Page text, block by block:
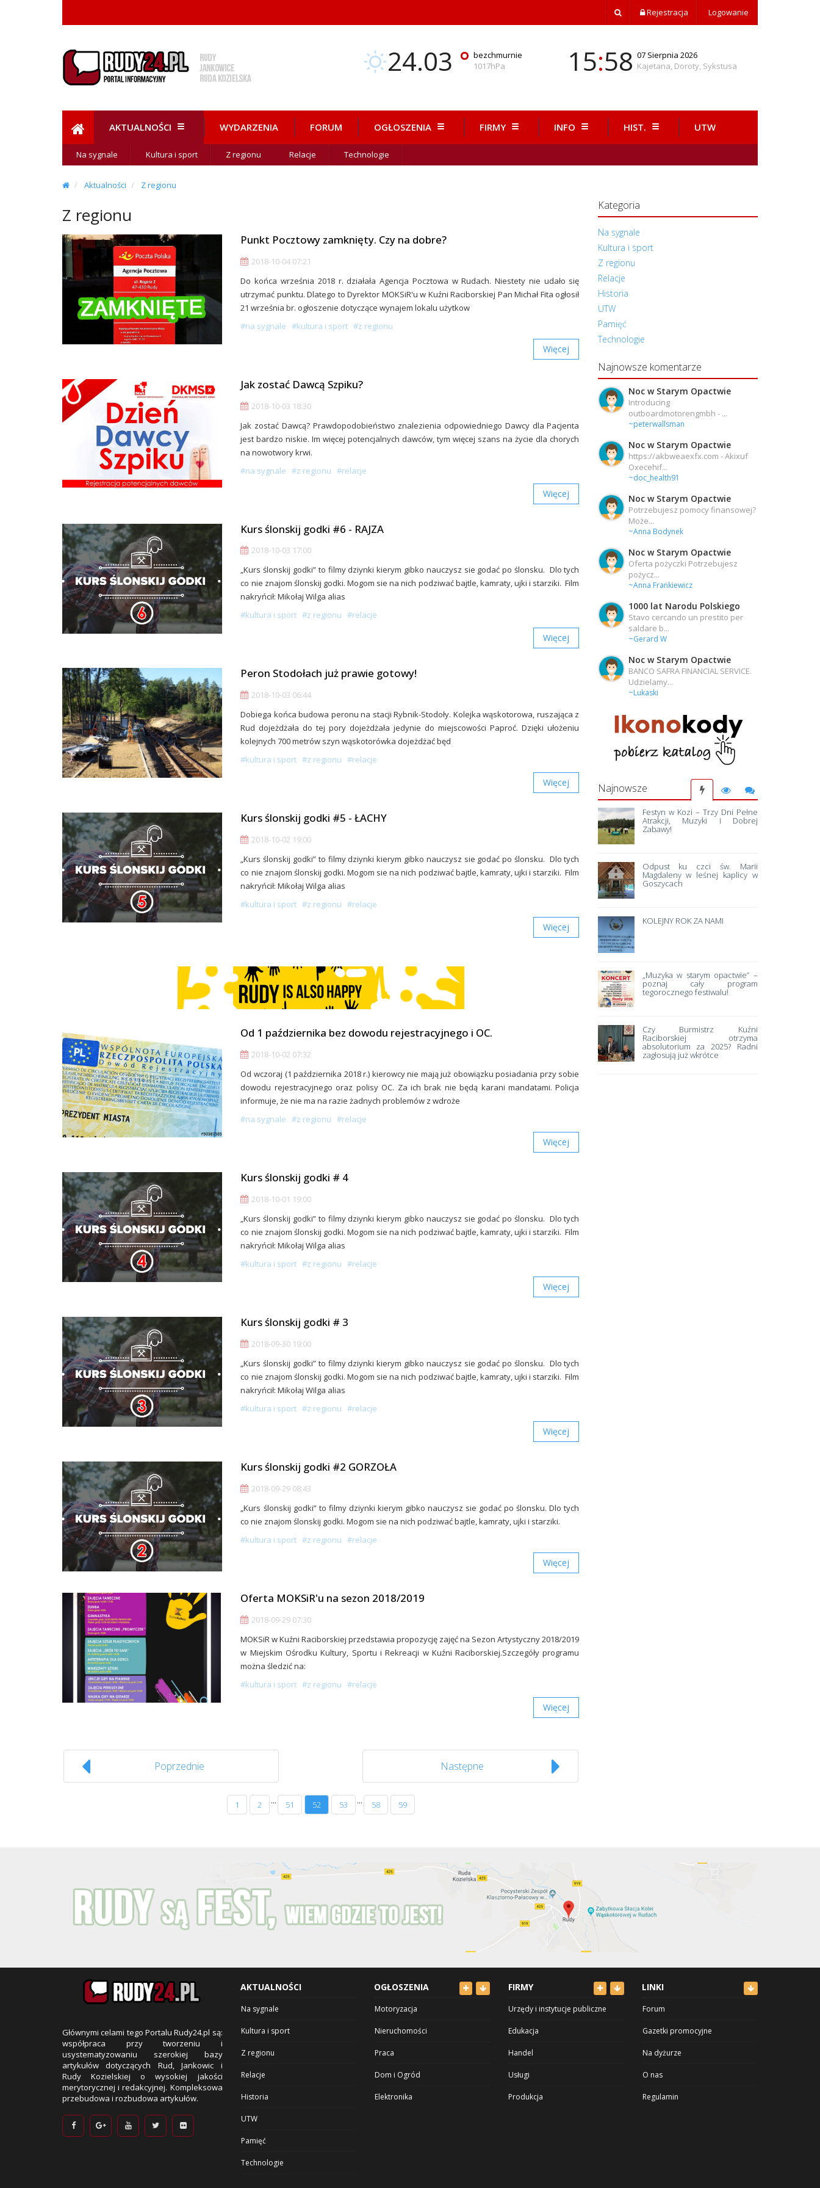
Rejestracja Logowanie
24.03 ° bezchmurnie
1017hPa
15:58 07 Sierpnia 2026
Kajetana, Doroty, Sykstusa
AKTUALNOŚCI
Na sygnale Kultura i sport Z regionu Relacje Technologie
WYDARZENIA FORUM OGŁOSZENIA FIRMY INFO HIST. UTW
Aktualności Z regionu
Kategoria
Na sygnale
Kultura i sport
Z regionu
Relacje
Historia
UTW
Pamięć
Technologie
Najnowsze komentarze
Noc w Starym Opactwie
Introducing
outboardmotorengmbh - ...
~peterwallsman
Noc w Starym Opactwie
https://akbweaexfx.com - Akixuf
Oxecehif...
~doc_health91
Noc w Starym Opactwie
Potrzebujesz pomocy finansowej?
Może...
~Anna Bodynek
Noc w Starym Opactwie
Oferta pożyczki Potrzebujesz
pożycz...
~Anna Frankiewicz
1000 lat Narodu Polskiego
Stavo cercando un prestito per
saldare b...
~Gerard W
Noc w Starym Opactwie
BANCO SAFRA FINANCIAL SERVICE.
Udzielamy...
~Lukaski
Najnowsze
Festyn w Kozi – Trzy Dni Pełne
Atrakcji, Muzyki i Dobrej
Zabawy!
Odpust ku czci św. Marii
Magdaleny w leśnej kaplicy w
Goszycach
KOLEJNY ROK ZA NAMI
„Muzyka w starym opactwie” –
poznaj cały program
tegorocznego festiwalu!
Czy Burmistrz Kuźni
Raciborskiej otrzyma
absolutorium za 2025? Radni
zagłosują już wkrótce
Z regionu
Punkt Pocztowy zamknięty. Czy na dobre?
2018-10-04 07:21
Do końca września 2018 r. działała Agencja Pocztowa w Rudach. Niestety nie udało się
utrzymać punktu. Dlatego to Dyrektor MOKSiR'u w Kuźni Raciborskiej Pan Michał Fita ogłosił
21 września br. ogłoszenie dotyczące wynajem lokalu użytkow
#na sygnale #kultura i sport #z regionu
Więcej
Jak zostać Dawcą Szpiku?
2018-10-03 18:30
Jak zostać Dawcą? Prawdopodobieństwo znalezienia odpowiedniego Dawcy dla Pacjenta
jest bardzo niskie. Im więcej potencjalnych dawców, tym więcej szans na życie dla chorych
na nowotwory krwi.
#na sygnale #z regionu #relacje
Więcej
Kurs ślonskij godki #6 - RAJZA
2018-10-03 17:00
„Kurs ślonskij godki” to filmy dziynki kierym gibko nauczysz sie godać po ślonsku. Dlo tych
co nie znajom ślonskij godki. Mogom sie na nich podziwać bajtle, kamraty, ujki i starziki. Film
nakryńcił: Mikołaj Wilga alias
#kultura i sport #z regionu #relacje
Więcej
Peron Stodołach już prawie gotowy!
2018-10-03 06:44
Dobiega końca budowa peronu na stacji Rybnik-Stodoły. Kolejka wąskotorowa, ruszająca z
Rud dojeżdżała do tej pory dojeżdżała jedynie do miejscowości Paproć. Dzięki ułożeniu
kolejnych 700 metrów szyn wąskotorówka dojeżdżać będ
#kultura i sport #z regionu #relacje
Więcej
Kurs ślonskij godki #5 - ŁACHY
2018-10-02 19:00
„Kurs ślonskij godki” to filmy dziynki kierym gibko nauczysz sie godać po ślonsku. Dlo tych
co nie znajom ślonskij godki. Mogom sie na nich podziwać bajtle, kamraty, ujki i starziki. Film
nakryńcił: Mikołaj Wilga alias
#kultura i sport #z regionu #relacje
Więcej
Od 1 października bez dowodu rejestracyjnego i OC.
2018-10-02 07:32
Od wczoraj (1 października 2018 r.) kierowcy nie mają już obowiązku posiadania przy sobie
dowodu rejestracyjnego oraz polisy OC. Za ich brak nie będą karani mandatami. Policja
informuje, że nie ma na razie żadnych problemów z wdroże
#na sygnale #z regionu #relacje
Więcej
Kurs ślonskij godki # 4
2018-10-01 19:00
„Kurs ślonskij godki” to filmy dziynki kierym gibko nauczysz sie godać po ślonsku. Dlo tych
co nie znajom ślonskij godki. Mogom sie na nich podziwać bajtle, kamraty, ujki i starziki. Film
nakryńcił: Mikołaj Wilga alias
#kultura i sport #z regionu #relacje
Więcej
Kurs ślonskij godki # 3
2018-09-30 19:00
„Kurs ślonskij godki” to filmy dziynki kierym gibko nauczysz sie godać po ślonsku. Dlo tych
co nie znajom ślonskij godki. Mogom sie na nich podziwać bajtle, kamraty, ujki i starziki. Film
nakryńcił: Mikołaj Wilga alias
#kultura i sport #z regionu #relacje
Więcej
Kurs ślonskij godki #2 GORZOŁA
2018-09-29 08:43
„Kurs ślonskij godki” to filmy dziynki kierym gibko nauczysz sie godać po ślonsku. Dlo tych
co nie znajom ślonskij godki. Mogom sie na nich podziwać bajtle, kamraty, ujki i starziki.
#kultura i sport #z regionu #relacje
Więcej
Oferta MOKSiR'u na sezon 2018/2019
2018-09-29 07:30
MOKSiR w Kuźni Raciborskiej przedstawia propozycję zajęć na Sezon Artystyczny 2018/2019
w Miejskim Ośrodku Kultury, Sportu i Rekreacji w Kuźni Raciborskiej.Szczegóły programu
można śledzić na:
#kultura i sport #z regionu #relacje
Więcej
Poprzednie Następne
1 2 ... 51 52 53 ... 58 59
Głównymi celami tego Portalu Rudy24.pl są:
współpraca przy tworzeniu i
usystematyzowaniu szerokiej bazy
artykułów dotyczących Rud, Jankowic i
Rudy Kozielskiej o wysokiej jakości
merytorycznej i redakcyjnej. Kompleksowa
przebudowa i rozbudowa artykułów.
AKTUALNOŚCI
Na sygnale
Kultura i sport
Z regionu
Relacje
Historia
UTW
Pamięć
Technologie
OGŁOSZENIA
Motoryzacja
Nieruchomości
Praca
Dom i Ogród
Elektronika
FIRMY
Urzędy i instytucje publiczne
Edukacja
Handel
Usługi
Produkcja
LINKI
Forum
Gazetki promocyjne
Na dyżurze
O nas
Regulamin